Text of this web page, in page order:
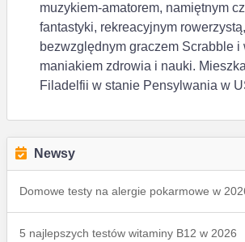
muzykiem-amatorem, namiętnym
fantastyki, rekreacyjnym rowerzystą,
bezwzględnym graczem Scrabble i
maniakiem zdrowia i nauki.
Filadelfii w stanie Pensylwania w
Newsy
Domowe testy na alergie pokarmowe w
5 najlepszych testów witaminy B12 w 2026